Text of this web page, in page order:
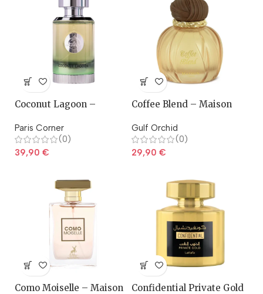
Coconut Lagoon –
Paris Corner
(0)
39,90 €
Coffee Blend – Maison
Gulf Orchid
(0)
29,90 €
Como Moiselle – Maison
Confidential Private Gold